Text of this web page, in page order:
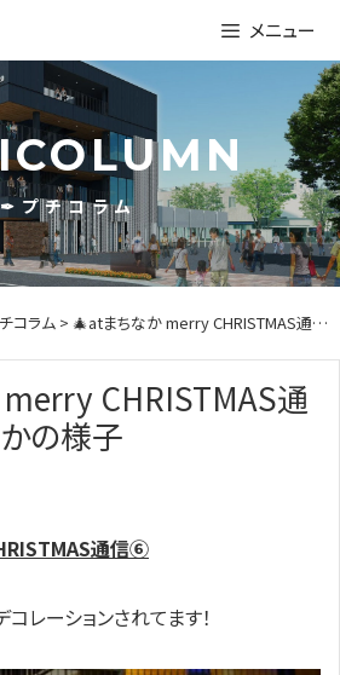
メニュー
✒プチコラム
コラム > 🎄atまちなか merry CHRISTMAS通信⑥ まちなかの様子
CHRISTMAS通
の様子
通信⑥
レーションされてます！